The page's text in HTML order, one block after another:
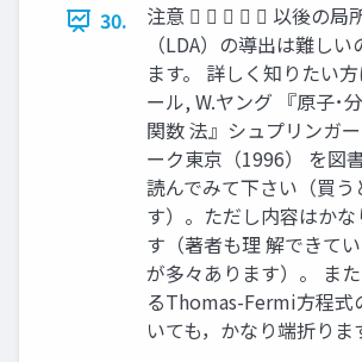
30.
注意      以後の局
（LDA）の導出は難し
ます。 詳しく知りたい
ール, W.ヤング 『原子･
関数 法』シュプリンガ
ーク東京（1996） を図
読んでみて下さい（買う
す）。ただし内容はか
す（著者も理 解できて
が多々あります）。 ま
るThomas-Fermi方程式
いても，かなり端折りま